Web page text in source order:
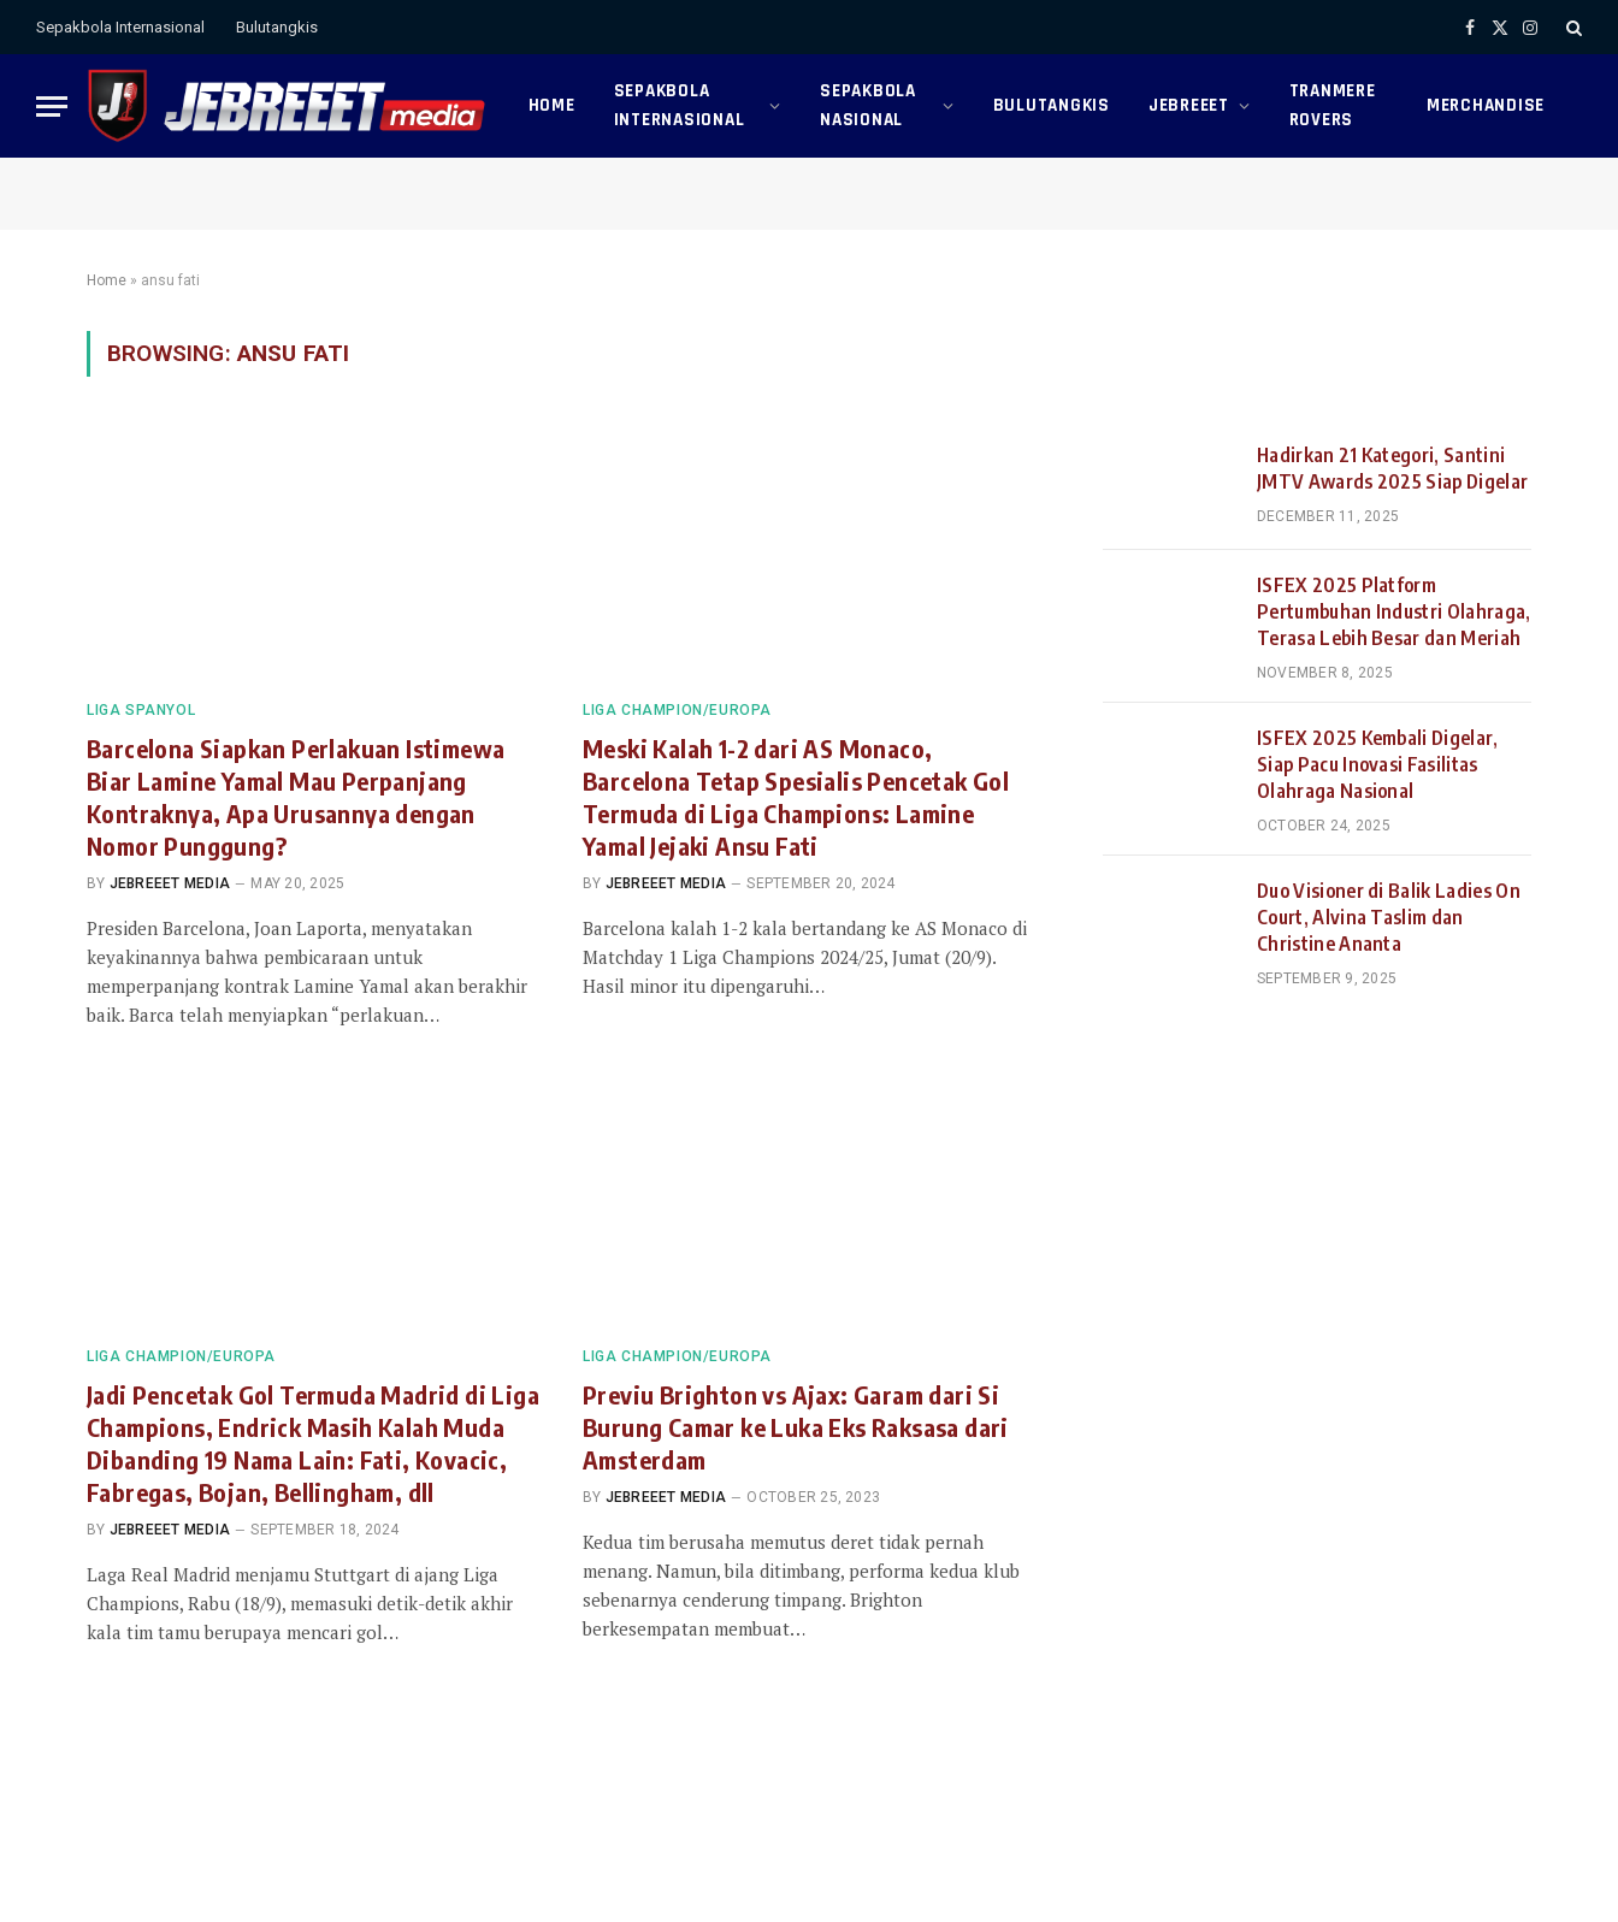
Sepakbola Internasional Bulutangkis Facebook
X
Instagram
HOME
SEPAKBOLA
INTERNASIONAL
SEPAKBOLA
NASIONAL
BULUTANGKIS JEBREEET
TRANMERE
ROVERS
MERCHANDISE
Home » ansu fati
BROWSING:ANSU FATI
LIGA SPANYOL
Barcelona Siapkan Perlakuan Istimewa
Biar Lamine Yamal Mau Perpanjang
Kontraknya, Apa Urusannya dengan
Nomor Punggung?
BY JEBREEET MEDIA MAY 20, 2025
Presiden Barcelona, Joan Laporta, menyatakan
keyakinannya bahwa pembicaraan untuk
memperpanjang kontrak Lamine Yamal akan berakhir
baik. Barca telah menyiapkan “perlakuan…
LIGA CHAMPION/EUROPA
Meski Kalah 1-2 dari AS Monaco,
Barcelona Tetap Spesialis Pencetak Gol
Termuda di Liga Champions: Lamine
Yamal Jejaki Ansu Fati
BY JEBREEET MEDIA SEPTEMBER 20, 2024
Barcelona kalah 1-2 kala bertandang ke AS Monaco di
Matchday 1 Liga Champions 2024/25, Jumat (20/9).
Hasil minor itu dipengaruhi…
LIGA CHAMPION/EUROPA
Jadi Pencetak Gol Termuda Madrid di Liga
Champions, Endrick Masih Kalah Muda
Dibanding 19 Nama Lain: Fati, Kovacic,
Fabregas, Bojan, Bellingham, dll
BY JEBREEET MEDIA SEPTEMBER 18, 2024
Laga Real Madrid menjamu Stuttgart di ajang Liga
Champions, Rabu (18/9), memasuki detik-detik akhir
kala tim tamu berupaya mencari gol…
LIGA CHAMPION/EUROPA
Previu Brighton vs Ajax: Garam dari Si
Burung Camar ke Luka Eks Raksasa dari
Amsterdam
BY JEBREEET MEDIA OCTOBER 25, 2023
Kedua tim berusaha memutus deret tidak pernah
menang. Namun, bila ditimbang, performa kedua klub
sebenarnya cenderung timpang. Brighton
berkesempatan membuat…
Hadirkan 21 Kategori, Santini
JMTV Awards 2025 Siap Digelar
DECEMBER 11, 2025
ISFEX 2025 Platform
Pertumbuhan Industri Olahraga,
Terasa Lebih Besar dan Meriah
NOVEMBER 8, 2025
ISFEX 2025 Kembali Digelar,
Siap Pacu Inovasi Fasilitas
Olahraga Nasional
OCTOBER 24, 2025
Duo Visioner di Balik Ladies On
Court, Alvina Taslim dan
Christine Ananta
SEPTEMBER 9, 2025